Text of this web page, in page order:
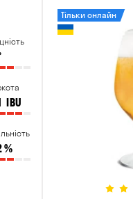
IBU
%
Тільки онлайн